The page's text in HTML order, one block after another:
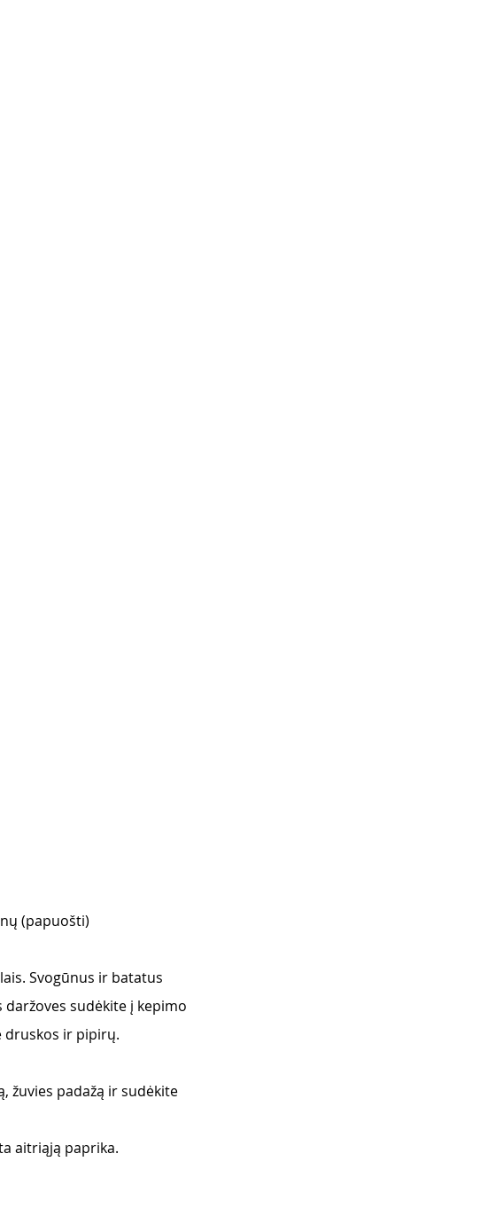
(papuošti)
Svogūnus ir batatus
sudėkite į kepimo
druskos ir pipirų.
žuvies padažą ir sudėkite
aitriąją paprika.